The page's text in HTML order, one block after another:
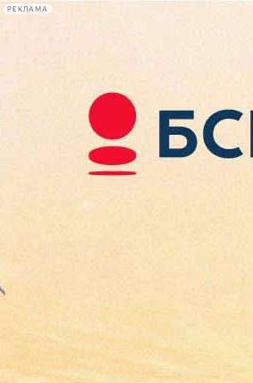
РЕКЛАМА
Сегодня:
2026.08.08
16:09
Афиша Plus